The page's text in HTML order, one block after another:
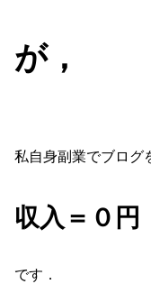
が，
私自身副業でブログ
収入＝０円
です．